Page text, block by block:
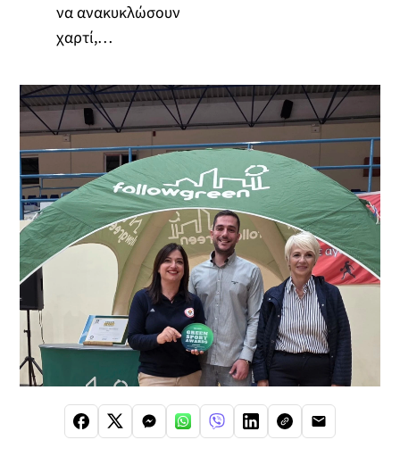
να ανακυκλώσουν
χαρτί,…